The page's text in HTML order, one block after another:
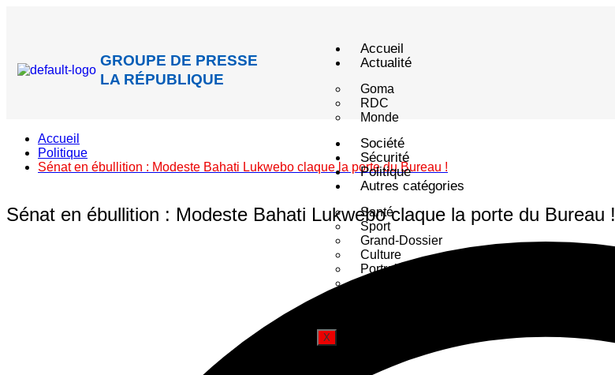
GROUPE DE PRESSE
LA RÉPUBLIQUE
Accueil
Actualité
Goma
RDC
Monde
Société
Sécurité
Politique
Autres catégories
Santé
Sport
Grand-Dossier
Culture
Portrait
X
Accueil
Politique
Sénat en ébullition : Modeste Bahati Lukwebo claque la porte du Bureau !
Sénat en ébullition : Modeste Bahati Lukwebo claque la porte du Bureau !